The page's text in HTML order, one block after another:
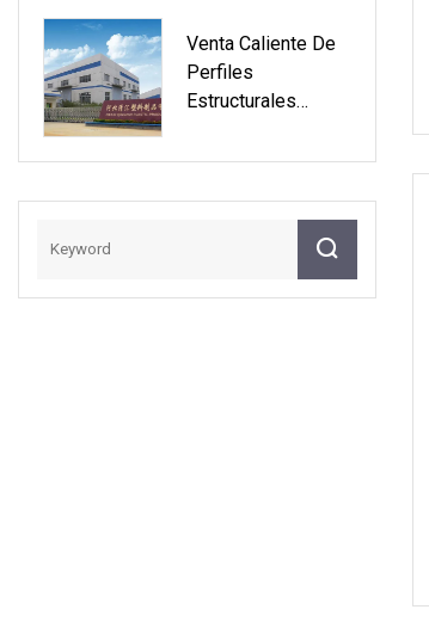
Venta Caliente De
Perfiles
Estructurales
De Vidrio, Vigas De